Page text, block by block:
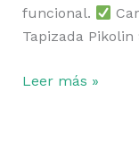
funcional.
Tapizada Pikolin
Leer más »